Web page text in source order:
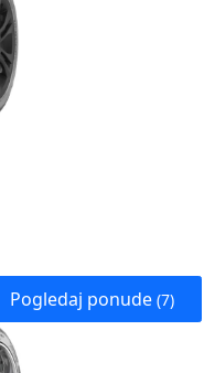
Pogledaj ponude (7)